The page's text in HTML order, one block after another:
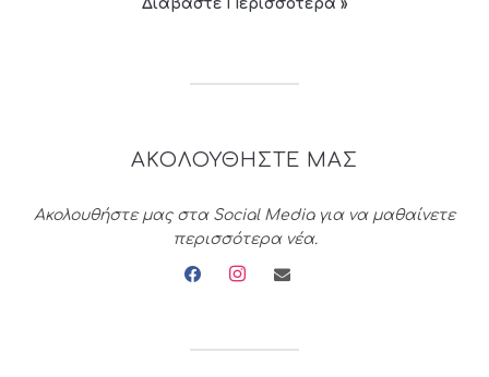
Διαβάστε Περισσότερα »
ΑΚΟΛΟΥΘΗΣΤΕ ΜΑΣ
Ακολουθήστε μας στα Social Media για να μαθαίνετε
περισσότερα νέα.
facebookinstagramenvelope